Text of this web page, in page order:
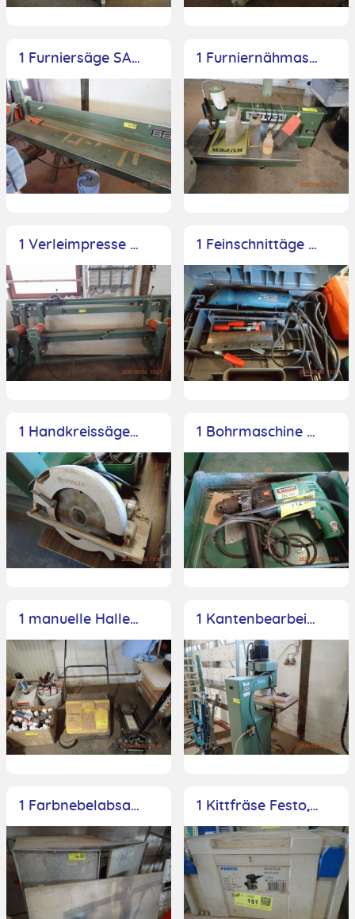
1 Furniersäge SAC, keine weiteren Angaben 1 Furniernähmaschine Kuper, Typ FWM630, Seriennr.: 250310599
1 Verleimpresse Hess Mobil, Bj 1992, pneumatisch, Fabriknr.: 136921627, mit 4 Presszylindern 1 Feinschnittäge Bosch, 200mm, Typ GFS350E, im Koffer
1 Handkreissäge Hitachi C8U, 210mm, Seriennr.: 910006, 1400 Watt 1 Bohrmaschine Hitachi, Typ DV14V, im Koffer, alt
1 manuelle Hallenkehrmaschine Kärcher KRM550 1 Kantenbearbeitungsmaschine Samco, Typ Minirouter, Typ C5506861, BJ 1986
1 Farbnebelabsauganlage, Filterfläche ca. 1,00mx1,00m, weitere Angaben nicht ersichtlich 1 Kittfräse Festo, Typ KF4E-E Plus, Maschinennr.: 574212, im Koffer